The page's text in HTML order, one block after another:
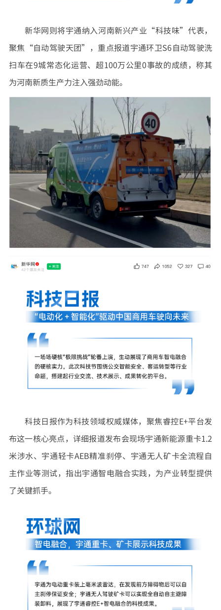
新华网则将宇通纳入河南新兴产业“科技味”代表，
聚焦“自动驾驶天团”，重点报道宇通环卫S6自动驾驶洗
扫车在9城常态化运营、超100万公里0事故的成绩，称其
为河南新质生产力注入强劲动能。
科技日报作为科技领域权威媒体，聚焦睿控E+平台发
布这一核心亮点，详细报道发布会现场宇通新能源重卡1.2
米涉水、宇通轻卡AEB精准刹停、宇通无人矿卡全流程自
主作业等测试，指出宇通智电融合实践，为产业转型提供
了关键抓手。